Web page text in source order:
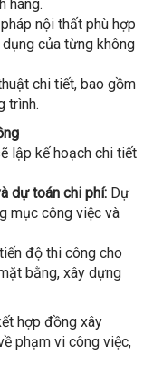
hàng.
nội thất phù hợp
của từng không
chi tiết, bao gồm
trình.
lập kế hoạch chi tiết
dự toán chi phí: Dự
mục công việc và
độ thi công cho
bằng, xây dựng
hợp đồng xây
phạm vi công việc,